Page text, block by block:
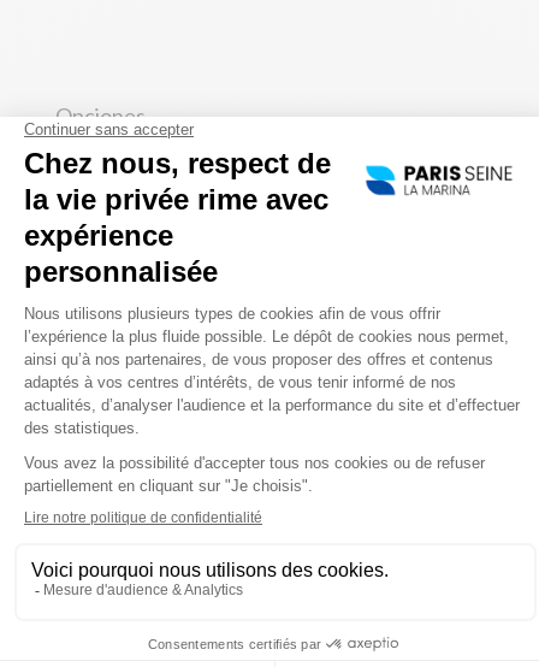
Opciones
Ventana de la bahía
Esta opción le permite situarse cerca del
mirador y le garantiza una ubicación óptima
para una vista global de los monumentos de